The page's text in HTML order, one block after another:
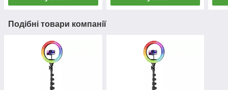
Подібні товари компанії